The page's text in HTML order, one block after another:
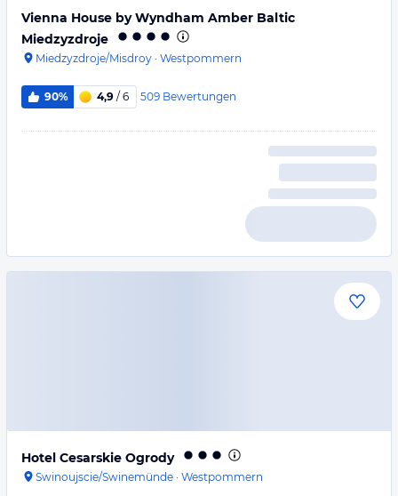
Vienna House by Wyndham Amber Baltic
Miedzyzdroje
Miedzyzdroje/Misdroy · Westpommern
90% 4,9 / 6 509 Bewertungen
Hotel Cesarskie Ogrody
Swinoujscie/Swinemünde · Westpommern